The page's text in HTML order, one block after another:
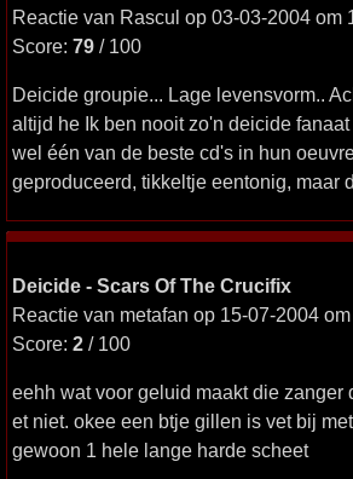
Reactie van Rascul op 03-03-2004 om
Score: 79 / 100
Deicide groupie... Lage levensvorm..
altijd he Ik ben nooit zo'n deicide
wel één van de beste cd's in hun
geproduceerd, tikkeltje eentonig, maar
Deicide - Scars Of The Crucifix
Reactie van metafan op 15-07-2004
Score: 2 / 100
eehh wat voor geluid maakt die zanger
et niet. okee een btje gillen is vet bij
gewoon 1 hele lange harde scheet